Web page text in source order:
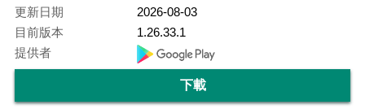
更新日期
2026-08-03
目前版本
1.26.33.1
提供者
下載